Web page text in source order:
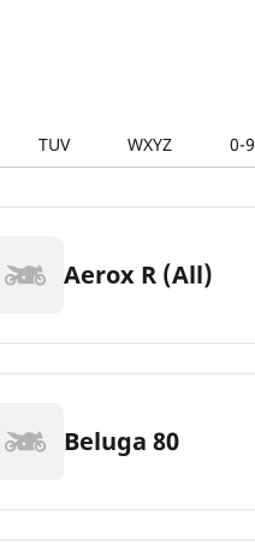
TUV WXYZ 0-9
Aerox R (All)
Beluga 80